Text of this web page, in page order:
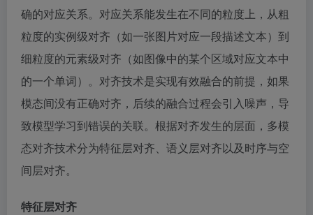
确的对应关系。对应关系能发生在不同的粒度上，从粗
粒度的实例级对齐（如一张图片对应一段描述文本）到
细粒度的元素级对齐（如图像中的某个区域对应文本中
的一个单词）。对齐技术是实现有效融合的前提，如果
模态间没有正确对齐，后续的融合过程会引入噪声，导
致模型学习到错误的关联。根据对齐发生的层面，多模
态对齐技术分为特征层对齐、语义层对齐以及时序与空
间层对齐。
特征层对齐